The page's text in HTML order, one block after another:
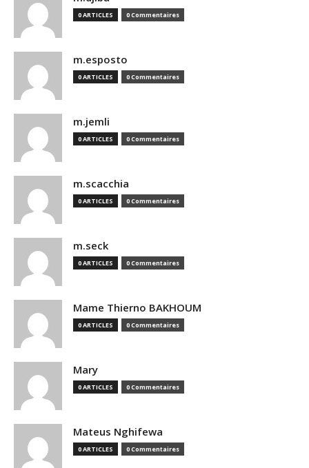
0 ARTICLES 0 Commentaires
m.esposto
0 ARTICLES 0 Commentaires
m.jemli
0 ARTICLES 0 Commentaires
m.scacchia
0 ARTICLES 0 Commentaires
m.seck
0 ARTICLES 0 Commentaires
Mame Thierno BAKHOUM
0 ARTICLES 0 Commentaires
Mary
0 ARTICLES 0 Commentaires
Mateus Nghifewa
0 ARTICLES 0 Commentaires